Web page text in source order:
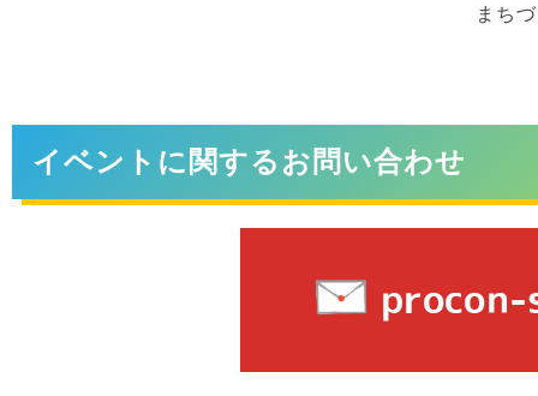
まち
イベントに関するお問い合わせ